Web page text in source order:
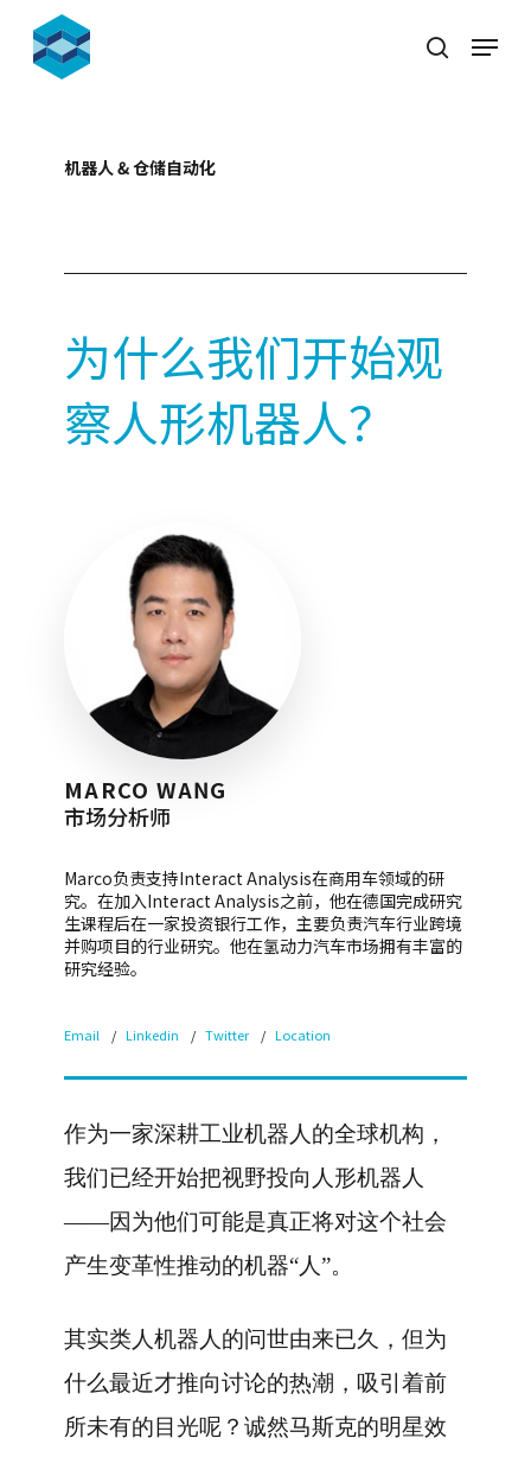
main
search
Menu
机器人 & 仓储自动化
为什么我们开始观
察人形机器人？
MARCO WANG
市场分析师
Marco负责支持Interact Analysis在商用车领域的研
究。在加入Interact Analysis之前，他在德国完成研究
生课程后在一家投资银行工作，主要负责汽车行业跨境
并购项目的行业研究。他在氢动力汽车市场拥有丰富的
研究经验。
Email Linkedin Twitter Location
作为一家深耕工业机器人的全球机构，
我们已经开始把视野投向人形机器人
——因为他们可能是真正将对这个社会
产生变革性推动的机器“人”。
其实类人机器人的问世由来已久，但为
什么最近才推向讨论的热潮，吸引着前
所未有的目光呢？诚然马斯克的明星效